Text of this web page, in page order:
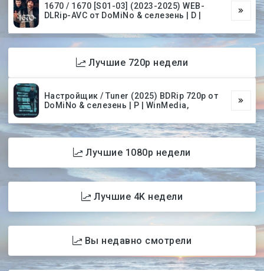
1670 / 1670 [S01-03] (2023-2025) WEB-
DLRip-AVC от DoMiNo & селезень | D |
Лучшие 720p недели
Настройщик / Tuner (2025) BDRip 720p от
DoMiNo & селезень | P | WinMedia,
Лучшие 1080p недели
Лучшие 4K недели
Вы недавно смотрели